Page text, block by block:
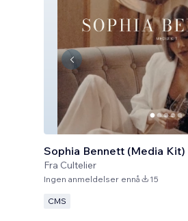
Sophia Bennett (Media Kit)
Fra Cultelier
Ingen anmeldelser ennå 15
CMS